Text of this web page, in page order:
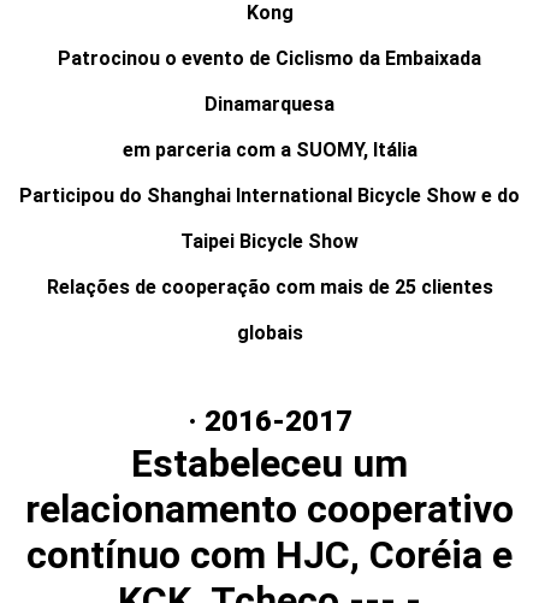
Kong
Patrocinou o evento de Ciclismo da Embaixada
Dinamarquesa
em parceria com a SUOMY, Itália
Participou do Shanghai International Bicycle Show e do
Taipei Bicycle Show
Relações de cooperação com mais de 25 clientes
globais
· 2016-2017
Estabeleceu um
relacionamento cooperativo
contínuo com HJC, Coréia e